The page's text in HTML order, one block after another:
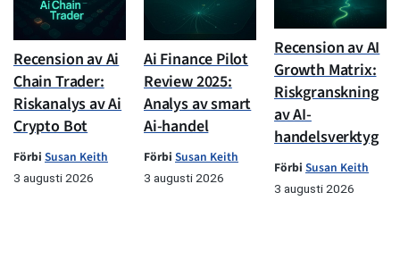
Recension av Ai
Chain Trader:
Riskanalys av Ai
Crypto Bot
Förbi Susan Keith
3 augusti 2026
Ai Finance Pilot
Review 2025:
Analys av smart
Ai-handel
Förbi Susan Keith
3 augusti 2026
Recension av AI
Growth Matrix:
Riskgranskning
av AI-
handelsverktyg
Förbi Susan Keith
3 augusti 2026